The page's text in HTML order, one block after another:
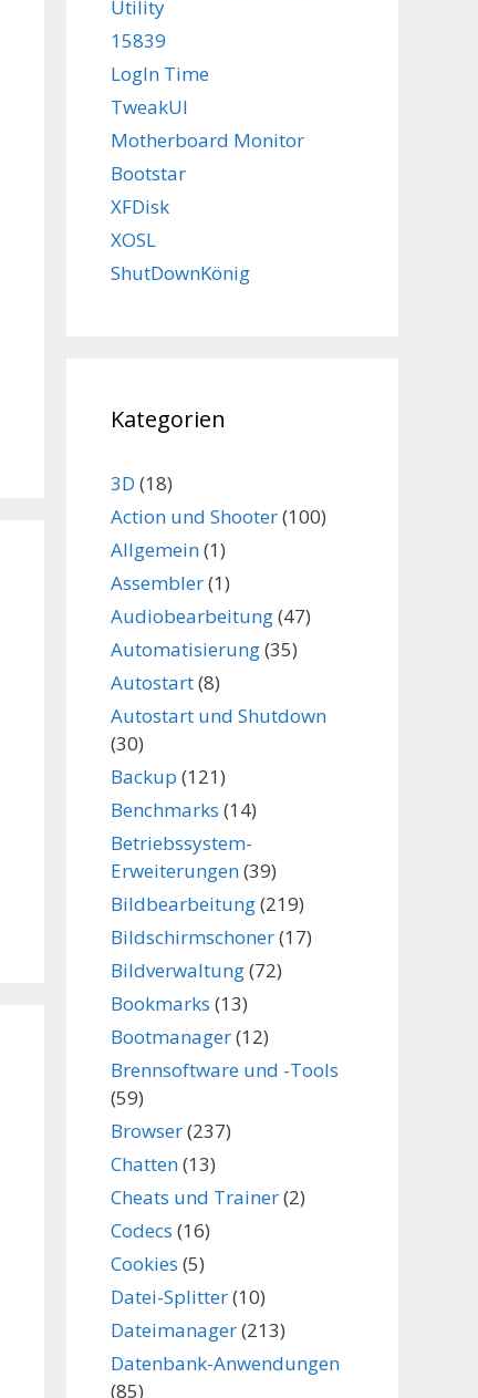
Utility
15839
LogIn Time
TweakUI
Motherboard Monitor
Bootstar
XFDisk
XOSL
ShutDownKönig
Kategorien
3D (18)
Action und Shooter(100)
Allgemein(1)
Assembler(1)
Audiobearbeitung(47)
Automatisierung(35)
Autostart(8)
Autostart und Shutdown
(30)
Backup (121)
Benchmarks (14)
Betriebssystem-
Erweiterungen(39)
Bildbearbeitung(219)
Bildschirmschoner(17)
Bildverwaltung(72)
Bookmarks (13)
Bootmanager(12)
Brennsoftware und -Tools
(59)
Browser(237)
Chatten(13)
Cheats und Trainer(2)
Codecs (16)
Cookies (5)
Datei-Splitter(10)
Dateimanager(213)
Datenbank-Anwendungen
(85)